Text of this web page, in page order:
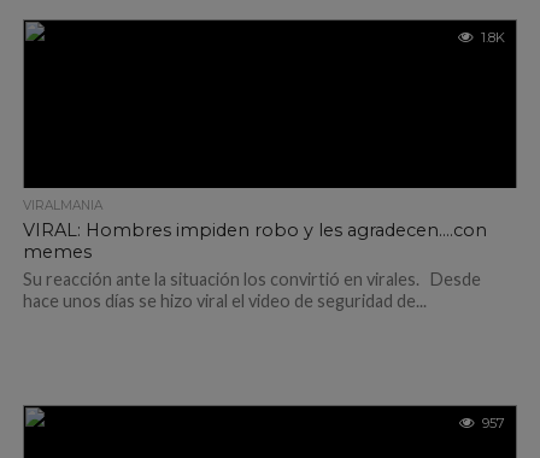
1.8K
VIRALMANIA
VIRAL: Hombres impiden robo y les agradecen….con
memes
Su reacción ante la situación los convirtió en virales. Desde
hace unos días se hizo viral el video de seguridad de...
957